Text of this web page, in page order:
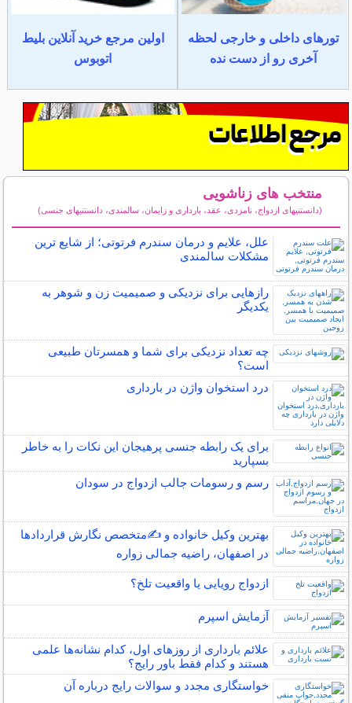
تورهای داخلی و خارجی لحظه
آخری رو از دست نده
اولین مرجع خرید آنلاین بلیط
اتوبوس
منتخب های زناشویی
(دانستنیهای ازدواج، نامزدی، عقد، بارداری و زایمان، سالمندی، دانستنیهای جنسی)
علل، علایم و درمان سندرم فرتوتی؛ از شایع ترین
مشکلات سالمندی
رازهایی برای نزدیکی و صمیمیت زن و شوهر به
یکدیگر
چه تعداد نزدیکی برای شما و همسرتان طبیعی
است؟
درد استخوان واژن در بارداری
برای یک رابطه جنسی پرهیجان این نکات را به خاطر
بسپارید
رسم و رسومات جالب ازدواج در سودان
بهترین وکیل خانواده و ✍️متخصص نگارش قراردادها
در اصفهان، راضیه جمالی زواره
ازدواج رویایی یا واقعیت تلخ؟
آزمایش اسپرم
علائم بارداری از روزهای اول، کدام نشانه‌ها علمی
هستند و کدام فقط باور رایج؟
خواستگاری مجدد و سوالات رایج درباره آن